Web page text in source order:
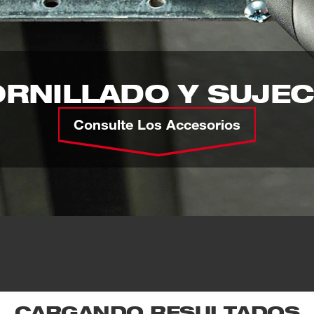
Y
Consulte Los Accesorios